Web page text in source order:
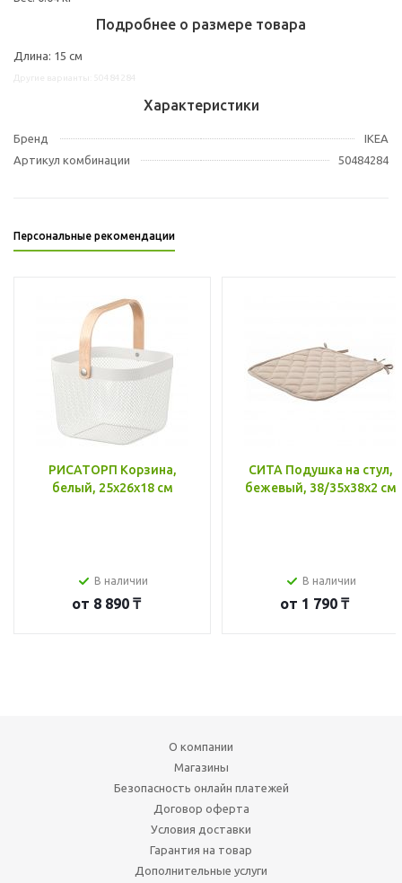
Подробнее о размере товара
Длина: 15 см
Характеристики
Бренд
IKEA
Артикул комбинации
50484284
Персональные рекомендации
РИСАТОРП Корзина,
белый, 25x26x18 см
В наличии
от 8 890 ₸
СИТА Подушка на стул,
бежевый, 38/35x38x2 см
В наличии
от 1 790 ₸
О компании
Магазины
Безопасность онлайн платежей
Договор оферта
Условия доставки
Гарантия на товар
Дополнительные услуги